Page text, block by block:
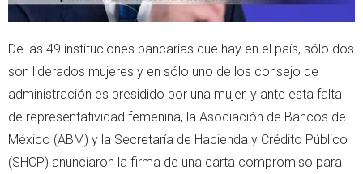
De las 49 instituciones bancarias que hay en el país, sólo dos
son liderados mujeres y en sólo uno de los consejo de
administración es presidido por una mujer, y ante esta falta
de representatividad femenina, la Asociación de Bancos de
México (ABM) y la Secretaría de Hacienda y Crédito Público
(SHCP) anunciaron la firma de una carta compromiso para